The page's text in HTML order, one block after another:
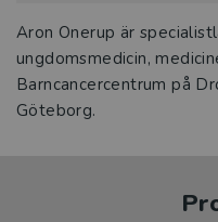
Aron Onerup är
ungdomsmedicin,
Barncancercentrum på
Göteborg.